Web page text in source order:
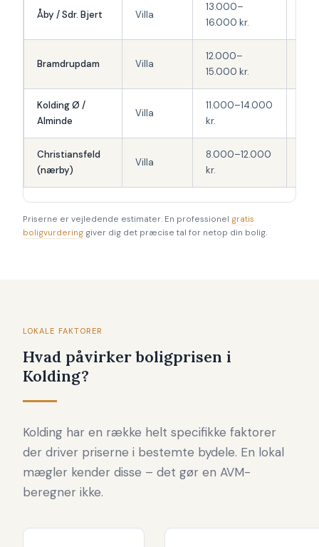
Åby / Sdr. Bjert Villa
13.000–
16.000 kr.
Bramdrupdam Villa
12.000–
15.000 kr.
Kolding Ø /
Alminde
Villa
11.000–14.000
kr.
Christiansfeld
(nærby)
Villa
8.000–12.000
kr.
Priserne er vejledende estimater. En professionel gratis
boligvurdering giver dig det præcise tal for netop din bolig.
LOKALE FAKTORER
Hvad påvirker boligprisen i
Kolding?
Kolding har en række helt specifikke faktorer
der driver priserne i bestemte bydele. En lokal
mægler kender disse – det gør en AVM-
beregner ikke.